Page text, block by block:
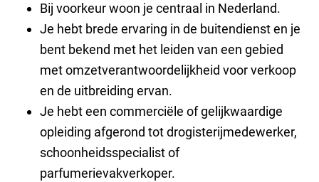
Bij voorkeur woon je centraal in Nederland.
Je hebt brede ervaring in de buitendienst en je
bent bekend met het leiden van een gebied
met omzetverantwoordelijkheid voor verkoop
en de uitbreiding ervan.
Je hebt een commerciële of gelijkwaardige
opleiding afgerond tot drogisterijmedewerker,
schoonheidsspecialist of
parfumerievakverkoper.